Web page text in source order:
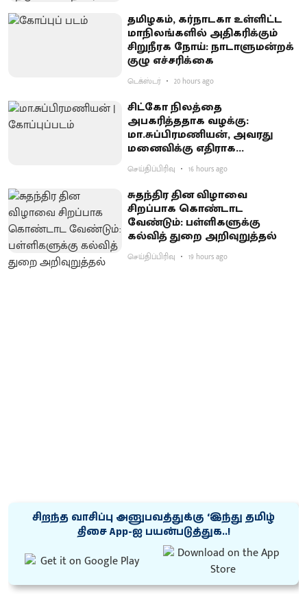
தமிழகம், கர்நாடகா உள்ளிட்ட
மாநிலங்களில் அதிகரிக்கும்
சிறுநீரக நோய்: நாடாளுமன்றக்
குழு எச்சரிக்கை
டெக்ஸ்டர் 20 hours ago
சிட்கோ நிலத்தை
அபகரித்ததாக வழக்கு:
மா.சுப்பிரமணியன், அவரது
மனைவிக்கு எதிராக
குற்றச்சாட்டு பதிவு
செய்திப்பிரிவு 16 hours ago
சுதந்திர தின விழாவை
சிறப்பாக கொண்டாட
வேண்டும்: பள்ளிகளுக்கு
கல்வித் துறை அறிவுறுத்தல்
செய்திப்பிரிவு 19 hours ago
சிறந்த வாசிப்பு அனுபவத்துக்கு ‘இந்து தமிழ்
திசை App-ஐ பயன்படுத்துக..!